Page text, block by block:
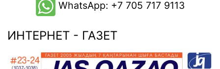
WhatsApp: +7 705 717 9113
ИНТЕРНЕТ - ГАЗЕТ